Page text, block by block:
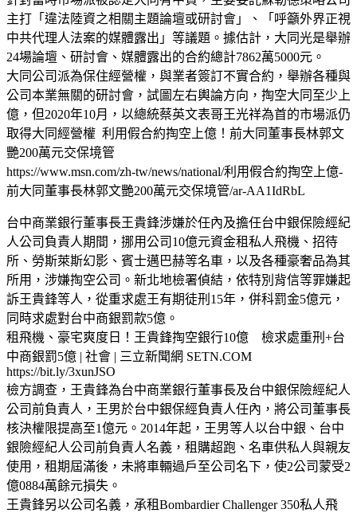
主打「違法陸資之相關主題論壇或研討會」、「呼籲外界正視
中共代理人法案的媒體露出」等議題。據估計，大同光是舉辦
24場論壇、研討會、媒體露出的合約總計7862萬5000元。
大同公司派為保住經營權，與業者簽訂不實合約，舉辦各種與
公司本業無關的研討會，試圖左右輿論方向，掏空大同至少上
億，但2020年10月，以總統蔡英文表哥王光祥為首的市場派仍
取得大同經營權 利用假合約掏空上億！前大同董事長林郭文
艷200萬元交保境管
https://www.msn.com/zh-tw/news/national/利用假合約掏空上億-
前大同董事長林郭文艷200萬元交保境管/ar-AA1IdRbL
台中商業銀行董事長王貴鋒涉嫌於任內及擔任台中銀保險經紀
人公司負責人期間，挪用公司10億元資金租私人飛機、招待
所、勞斯萊斯幻影、賓士邁巴赫等名車，以及各種豪奢品為其
所用，涉嫌掏空公司。新北地檢署偵結，依特別背信等罪嫌起
訴王貴鋒等人，從重求處王有期徒刑15年，併科罰金5億元，
同時求處對台中商銀罰款5億。
租飛機、豪宅爽度日！王貴鋒掏空銀行10億 檢求處重刑+台
中商銀罰5億 | 社會 | 三立新聞網 SETN.COM
https://bit.ly/3xunJSO
檢方調查，王貴鋒為台中商業銀行董事長及台中銀保險經紀人
公司前負責人，王男於台中銀保經負責人任內，將公司董事長
核決權限提高至1億元。2014年起，王男等人以台中銀、台中
銀險經紀人公司前負責人名義，租購超跑、名車供私人與親友
使用，租期屆滿後，未將車輛過戶至公司名下，使2公司蒙受2
億0884萬餘元損失。
王貴鋒另以公司名義，承租Bombardier Challenger 350私人飛